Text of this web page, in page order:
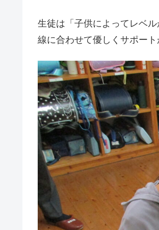
生徒は「子供によってレベ
線に合わせて優しくサポート